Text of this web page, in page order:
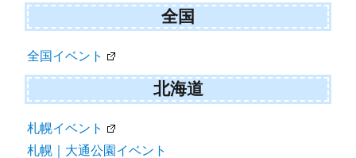
ビ
ゲ
ー
シ
ョ
ン
全国
全国イベント
北海道
札幌イベント
札幌｜大通公園イベント